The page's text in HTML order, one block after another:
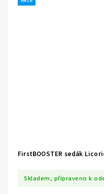
FirstBOOSTER sedák
Skladem, připraveno k